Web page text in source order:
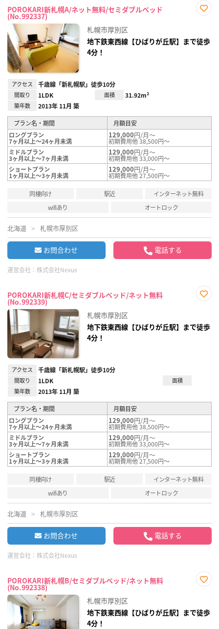
POROKARI新札幌A/ネット無料/セミダブルベッド
(No.992337)
録
札幌市厚別区
地下鉄東西線【ひばりが丘駅】まで徒歩
4分！
アクセス 千歳線「新札幌駅」徒歩10分
間取り 1LDK 面積 31.92m²
築年数 2013年 11月 築
プラン名・期間
月額目安
ロングプラン
7ヶ月以上～24ヶ月未満
129,000円/月～
初期費用他 38,500円～
ミドルプラン
3ヶ月以上～7ヶ月未満
129,000円/月～
初期費用他 33,000円～
ショートプラン
1ヶ月以上～3ヶ月未満
129,000円/月～
初期費用他 27,500円～
同棲向け 駅近
インターネット無料
wifiあり
オートロック
北海道 札幌市厚別区
お問合わせ 電話する
運営会社： 株式会社Nexus
POROKARI新札幌C/セミダブルベッド/ネット無料
(No.992339)
録
札幌市厚別区
地下鉄東西線【ひばりが丘駅】まで徒歩
4分！
アクセス 千歳線「新札幌駅」徒歩10分
間取り 1LDK
面積
築年数
2013年 11月 築
プラン名・期間
月額目安
ロングプラン
7ヶ月以上～24ヶ月未満
129,000円/月～
初期費用他 38,500円～
ミドルプラン
3ヶ月以上～7ヶ月未満
129,000円/月～
初期費用他 33,000円～
ショートプラン
1ヶ月以上～3ヶ月未満
129,000円/月～
初期費用他 27,500円～
同棲向け 駅近
インターネット無料
wifiあり
オートロック
北海道 札幌市厚別区
お問合わせ 電話する
運営会社： 株式会社Nexus
POROKARI新札幌B/セミダブルベッド/ネット無料
(No.992338)
録
札幌市厚別区
地下鉄東西線【ひばりが丘駅】まで徒歩
4分！